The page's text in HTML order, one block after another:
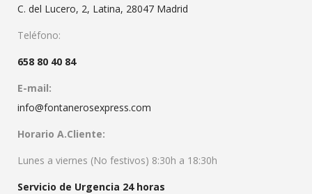
C. del Lucero, 2, Latina, 28047 Madrid
Teléfono:
658 80 40 84
E-mail:
info@fontanerosexpress.com
Horario A.Cliente:
Lunes a viernes (No festivos) 8:30h a 18:30h
Servicio de Urgencia 24 horas